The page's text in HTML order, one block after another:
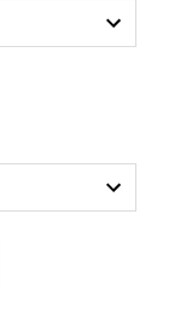
embargo la 795 BLADE
perfección absoluta. El
combinación de fibra
módulo ultra-alto que
mientras que cada
específicamente
bici. Un sofisticado
competición más rápida